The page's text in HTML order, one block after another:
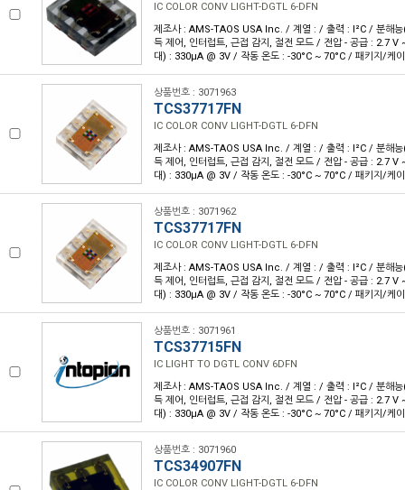
IC COLOR CONV LIGHT-DGTL 6-DFN
제조사 : AMS-TAOS USA Inc. / 계열 : / 출력 : I²C / 분해
득 제어, 인터럽트, 근접 감지, 절전 모드 / 전압 - 공급 : 2.7
대) : 330µA @ 3V / 작동 온도 : -30°C ~ 70°C / 패키지/케
상품번호 : 3071963
TCS37717FN
IC COLOR CONV LIGHT-DGTL 6-DFN
제조사 : AMS-TAOS USA Inc. / 계열 : / 출력 : I²C / 분해
득 제어, 인터럽트, 근접 감지, 절전 모드 / 전압 - 공급 : 2.7
대) : 330µA @ 3V / 작동 온도 : -30°C ~ 70°C / 패키지/케
상품번호 : 3071962
TCS37717FN
IC COLOR CONV LIGHT-DGTL 6-DFN
제조사 : AMS-TAOS USA Inc. / 계열 : / 출력 : I²C / 분해
득 제어, 인터럽트, 근접 감지, 절전 모드 / 전압 - 공급 : 2.7
대) : 330µA @ 3V / 작동 온도 : -30°C ~ 70°C / 패키지/케
상품번호 : 3071961
TCS37715FN
IC LIGHT TO DGTL CONV 6DFN
제조사 : AMS-TAOS USA Inc. / 계열 : / 출력 : I²C / 분해
득 제어, 인터럽트, 근접 감지, 절전 모드 / 전압 - 공급 : 2.7
대) : 330µA @ 3V / 작동 온도 : -30°C ~ 70°C / 패키지/케
상품번호 : 3071960
TCS34907FN
IC COLOR CONV LIGHT-DGTL 6-DFN